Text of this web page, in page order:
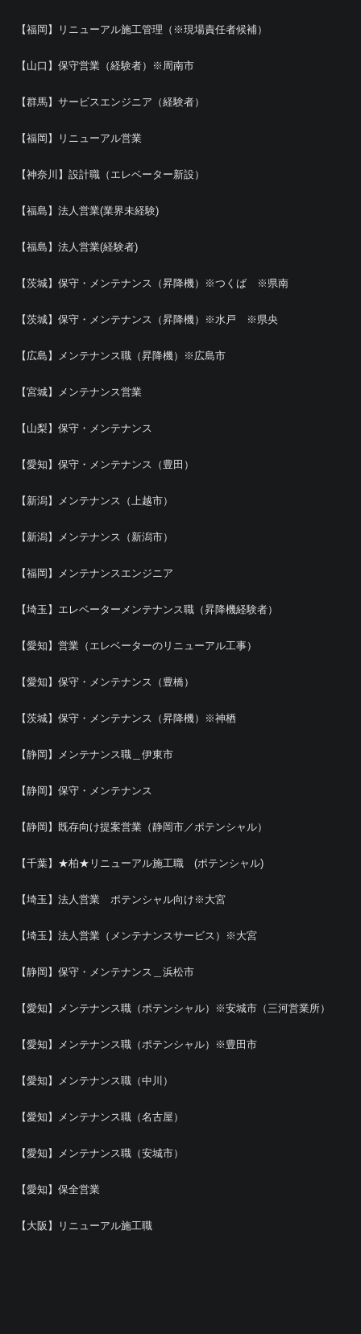
【福岡】リニューアル施工管理（※現場責任者候補）
【山口】保守営業（経験者）※周南市
【群馬】サービスエンジニア（経験者）
【福岡】リニューアル営業
【神奈川】設計職（エレベーター新設）
【福島】法人営業(業界未経験)
【福島】法人営業(経験者)
【茨城】保守・メンテナンス（昇降機）※つくば ※県南
【茨城】保守・メンテナンス（昇降機）※水戸 ※県央
【広島】メンテナンス職（昇降機）※広島市
【宮城】メンテナンス営業
【山梨】保守・メンテナンス
【愛知】保守・メンテナンス（豊田）
【新潟】メンテナンス（上越市）
【新潟】メンテナンス（新潟市）
【福岡】メンテナンスエンジニア
【埼玉】エレベーターメンテナンス職（昇降機経験者）
【愛知】営業（エレベーターのリニューアル工事）
【愛知】保守・メンテナンス（豊橋）
【茨城】保守・メンテナンス（昇降機）※神栖
【静岡】メンテナンス職＿伊東市
【静岡】保守・メンテナンス
【静岡】既存向け提案営業（静岡市／ポテンシャル）
【千葉】★柏★リニューアル施工職 (ポテンシャル)
【埼玉】法人営業 ポテンシャル向け※大宮
【埼玉】法人営業（メンテナンスサービス）※大宮
【静岡】保守・メンテナンス＿浜松市
【愛知】メンテナンス職（ポテンシャル）※安城市（三河営業所）
【愛知】メンテナンス職（ポテンシャル）※豊田市
【愛知】メンテナンス職（中川）
【愛知】メンテナンス職（名古屋）
【愛知】メンテナンス職（安城市）
【愛知】保全営業
【大阪】リニューアル施工職